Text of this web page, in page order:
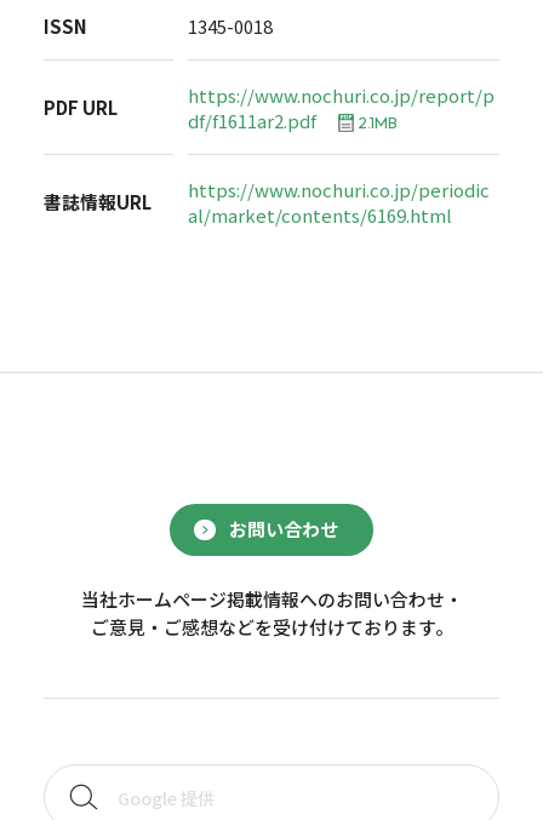
ISSN 1345-0018
PDF URL
https://www.nochuri.co.jp/report/p
df/f1611ar2.pdf
2.1MB
書誌情報URL
https://www.nochuri.co.jp/periodic
al/market/contents/6169.html
お問い合わせ
当社ホームページ掲載情報へのお問い合わせ・
ご意見・ご感想などを受け付けております。